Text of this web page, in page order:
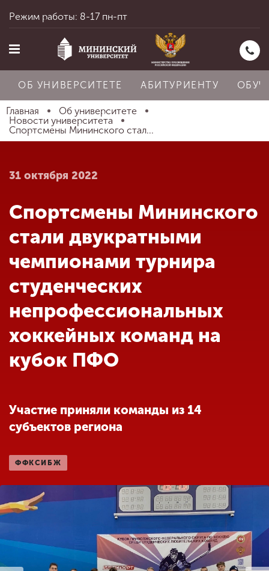
Главная
Абитуриенту
Обучение
Наука
Международная
деятельность
Другие виды
деятельности
Студенческая жизнь
Сведения об
образовательной
организации
Режим работы: 8-17 пн-пт
ОБ УНИВЕРСИТЕТЕ АБИТУРИЕНТУ
Главная
Об университете
Новости университета
Спортсмены Мининского стал...
31 октября 2022
Спортсмены Мининского
стали двукратными
чемпионами турнира
студенческих
непрофессиональных
хоккейных команд на
кубок ПФО
Участие приняли команды из 14
субъектов региона
ФФКСИБЖ